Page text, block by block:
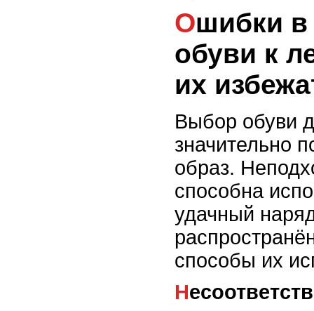
Ошибки в подборе
обуви к
их
Выбор обуви
значительно
образ.
способна
удачный
способы их